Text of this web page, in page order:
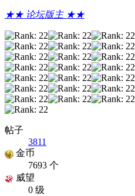
★★ 论坛版主 ★★
帖子
3811
金币
7693 个
威望
0 级